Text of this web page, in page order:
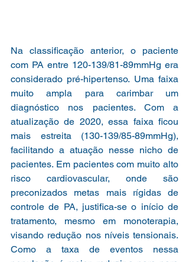
Na classificação anterior, o paciente
com PA entre 120-139/81-89mmHg era
considerado pré-hipertenso. Uma faixa
muito ampla para carimbar um
diagnóstico nos pacientes. Com a
atualização de 2020, essa faixa ficou
mais estreita (130-139/85-89mmHg),
facilitando a atuação nesse nicho de
pacientes. Em pacientes com muito alto
risco cardiovascular, onde são
preconizados metas mais rígidas de
controle de PA, justifica-se o início de
tratamento, mesmo em monoterapia,
visando redução nos níveis tensionais.
Como a taxa de eventos nessa